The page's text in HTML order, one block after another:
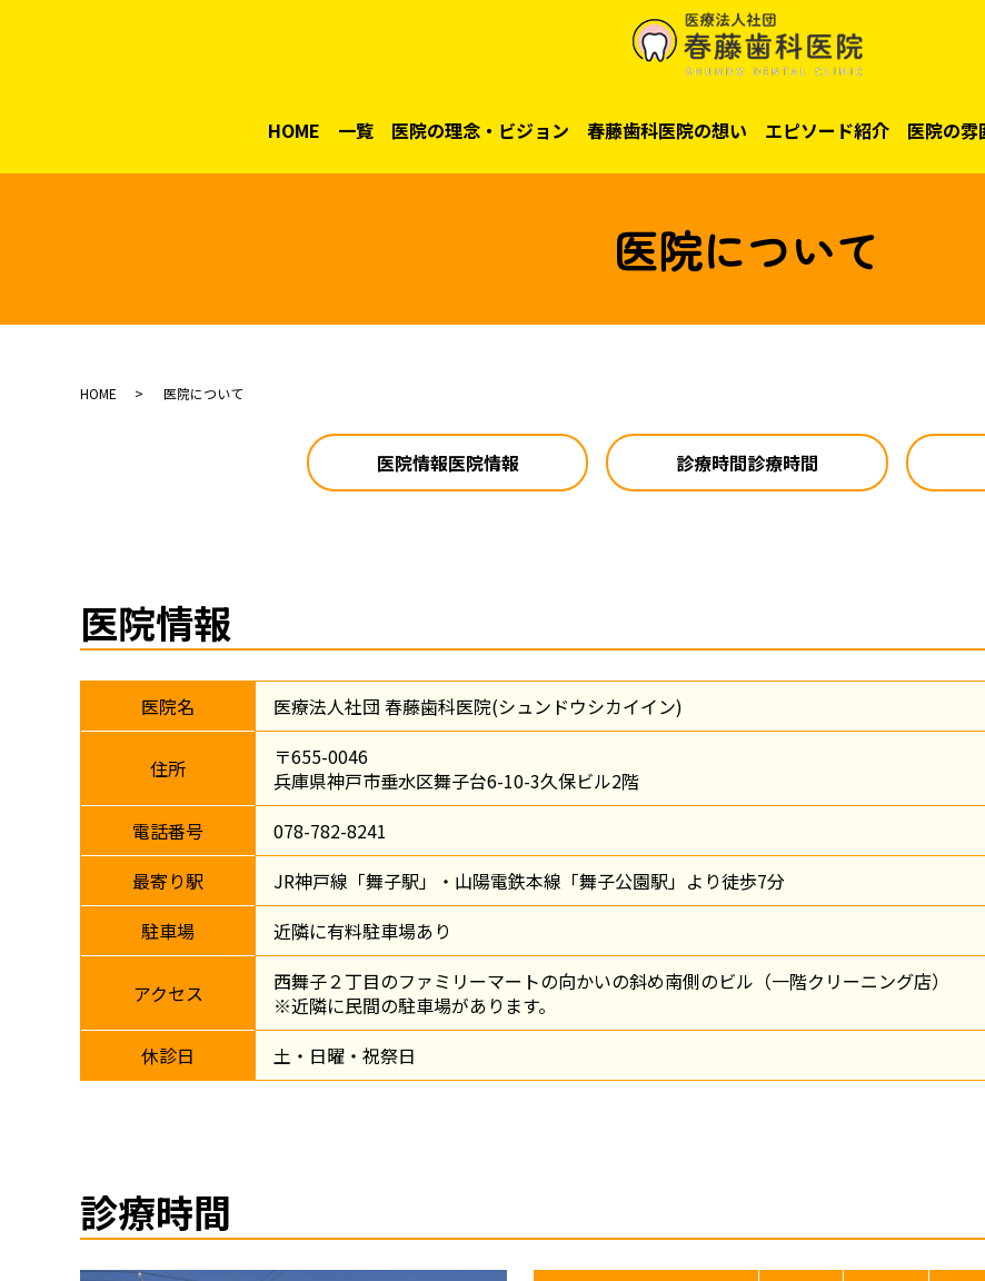
HOME 一覧 医院の理念・ビジョン 春藤歯科医院の想い エピソード紹介 医院の雰
医院について
HOME 医院について
医院情報医院情報 診療時間診療時間
医院情報
医院名 医療法人社団 春藤歯科医院(シュンドウシカイイン)
住所
〒655-0046
兵庫県神戸市垂水区舞子台6-10-3久保ビル2階
電話番号
078-782-8241
最寄り駅
JR神戸線「舞子駅」・山陽電鉄本線「舞子公園駅」より徒歩7分
駐車場
近隣に有料駐車場あり
アクセス
西舞子２丁目のファミリーマートの向かいの斜め南側のビル（一階クリーニング店）
※近隣に民間の駐車場があります。
休診日
土・日曜・祝祭日
診療時間